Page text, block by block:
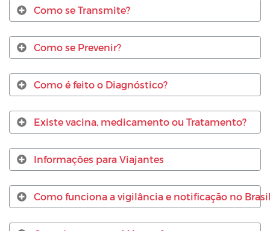
Como se Transmite?
Como se Prevenir?
Como é feito o Diagnóstico?
Existe vacina, medicamento ou Tratamento?
Informações para Viajantes
Como funciona a vigilância e notificação no